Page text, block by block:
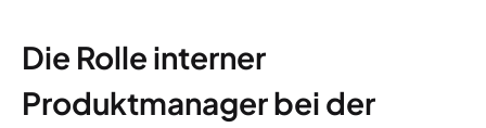
Die Rolle interner
Produktmanager bei der